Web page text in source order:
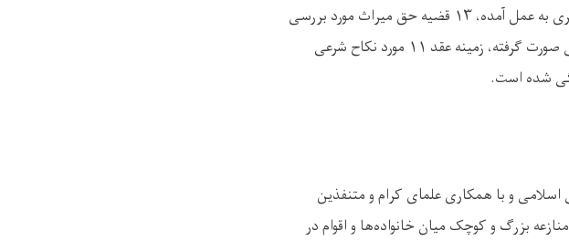
به عمل آمده،۱۳ قضیه حق میراث مورد بررسی
گرفته، زمینه عقد ۱۱ مورد نکاح شرعی
شده است.
و با همکاری علمای کرام و متنفذین
بزرگ و کوچک میان خانواده‌ها و اقوام در